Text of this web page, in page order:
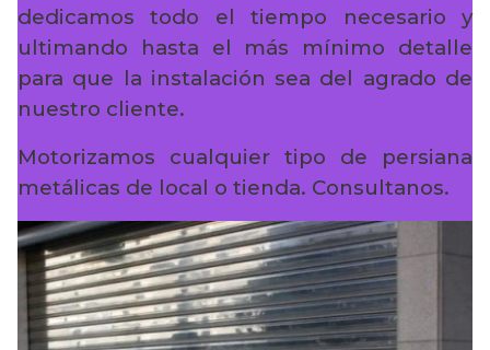
dedicamos todo el tiempo necesario y
ultimando hasta el más mínimo detalle
para que la instalación sea del agrado de
nuestro cliente.
Motorizamos cualquier tipo de persiana
metálicas de local o tienda. Consultanos.